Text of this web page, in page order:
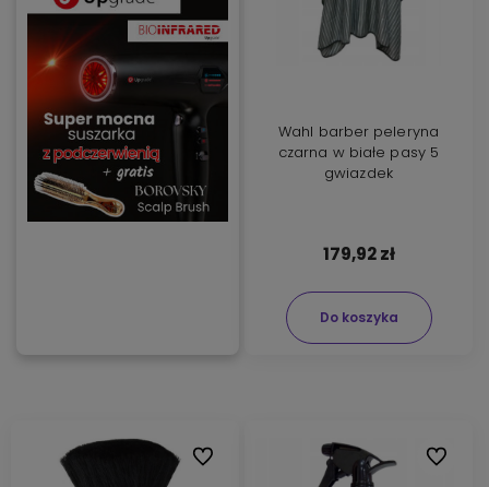
Wahl barber peleryna
czarna w białe pasy 5
gwiazdek
179,92 zł
Do koszyka
Do ulubionych Do